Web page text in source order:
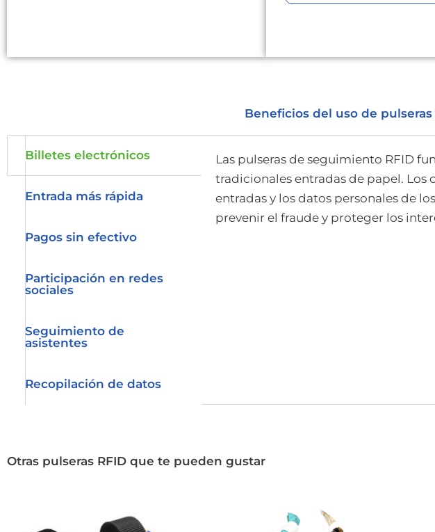
Beneficios del uso de pulseras
Billetes electrónicos
Entrada más rápida
Pagos sin efectivo
Participación en redes
sociales
Seguimiento de
asistentes
Recopilación de datos
Las pulseras de seguimiento RFID
tradicionales entradas de papel. Los
entradas y los datos personales de
prevenir el fraude y proteger los
Otras pulseras RFID que te pueden gustar